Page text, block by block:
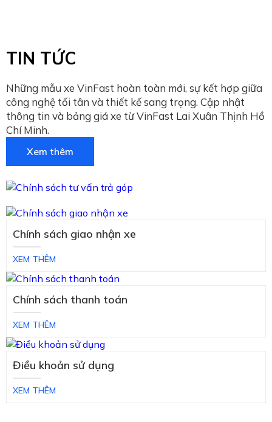
TIN TỨC
Những mẫu xe VinFast hoàn toàn mới, sự kết hợp giữa
công nghệ tối tân và thiết kế sang trọng. Cập nhật
thông tin và bảng giá xe từ VinFast Lai Xuân Thịnh Hồ
Chí Minh.
Xem thêm
Chính sách giao nhận xe
XEM THÊM
Chính sách thanh toán
XEM THÊM
Điều khoản sử dụng
XEM THÊM